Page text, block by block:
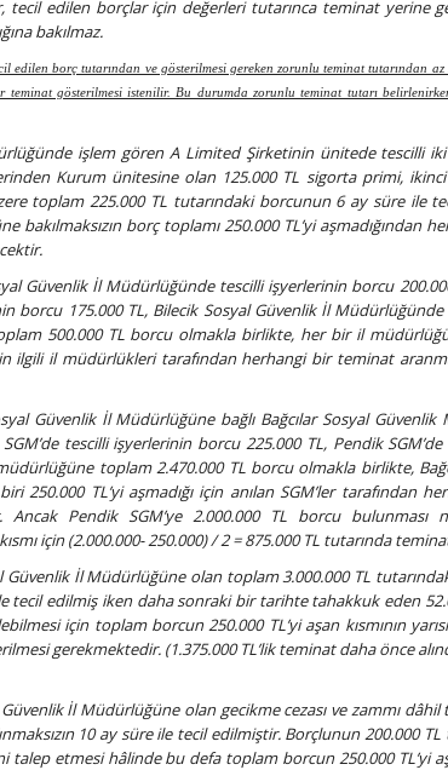
tecil edilen borçlar için değerleri tutarınca teminat yerine
bakılmaz.
edilen borç tutarından ve gösterilmesi gereken zorunlu teminat tutarından az
gösterilmesi istenilir. Bu durumda zorunlu teminat tutarı
işlem gören A Limited Şirketinin ünitede tescilli
Kurum ünitesine olan 125.000 TL sigorta primi,
toplam 225.000 TL tutarındaki borcunun 6 ay süre ile
borç toplamı 250.000 TL’yi aşmadığından
Güvenlik İl Müdürlüğünde tescilli işyerlerinin borcu
borcu 175.000 TL, Bilecik Sosyal Güvenlik İl
500.000 TL borcu olmakla birlikte, her bir il
ilgili il müdürlükleri tarafından herhangi bir teminat
Güvenlik İl Müdürlüğüne bağlı Bağcılar Sosyal Güvenlik
tescilli işyerlerinin borcu 225.000 TL, Pendik
toplam 2.470.000 TL borcu olmakla birlikte,
250.000 TL’yi aşmadığı için anılan SGM’ler tarafından
Ancak Pendik SGM’ye 2.000.000 TL borcu bulunması
için (2.000.000- 250.000) / 2 = 875.000 TL tutarında
İl Müdürlüğüne olan toplam 3.000.000 TL
tecil edilmiş iken daha sonraki bir tarihte tahakkuk eden
için toplam borcun 250.000 TL’yi aşan kısmının
gerekmektedir. (1.375.000 TL’lik teminat daha önce
İl Müdürlüğüne olan gecikme cezası ve zammı dâhil
10 ay süre ile tecil edilmiştir. Borçlunun 200.000
etmesi hâlinde bu defa toplam borcun 250.000 TL’yi